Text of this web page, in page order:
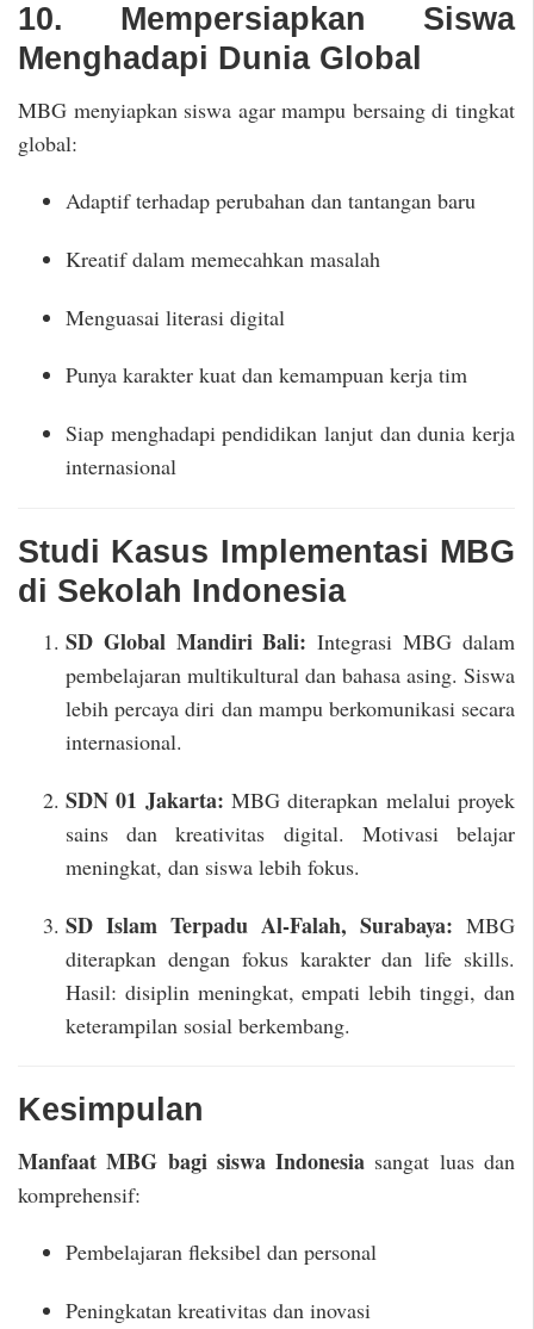
10. Mempersiapkan Siswa
Menghadapi Dunia Global
MBG menyiapkan siswa agar mampu bersaing di tingkat
global:
Adaptif terhadap perubahan dan tantangan baru
Kreatif dalam memecahkan masalah
Menguasai literasi digital
Punya karakter kuat dan kemampuan kerja tim
Siap menghadapi pendidikan lanjut dan dunia kerja
internasional
Studi Kasus Implementasi MBG
di Sekolah Indonesia
SD Global Mandiri Bali: Integrasi MBG dalam
pembelajaran multikultural dan bahasa asing. Siswa
lebih percaya diri dan mampu berkomunikasi secara
internasional.
SDN 01 Jakarta: MBG diterapkan melalui proyek
sains dan kreativitas digital. Motivasi belajar
meningkat, dan siswa lebih fokus.
SD Islam Terpadu Al-Falah, Surabaya: MBG
diterapkan dengan fokus karakter dan life skills.
Hasil: disiplin meningkat, empati lebih tinggi, dan
keterampilan sosial berkembang.
Kesimpulan
Manfaat MBG bagi siswa Indonesia sangat luas dan
komprehensif:
Pembelajaran fleksibel dan personal
Peningkatan kreativitas dan inovasi